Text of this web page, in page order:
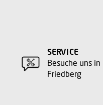
SERVICE
Besuche uns in
Friedberg